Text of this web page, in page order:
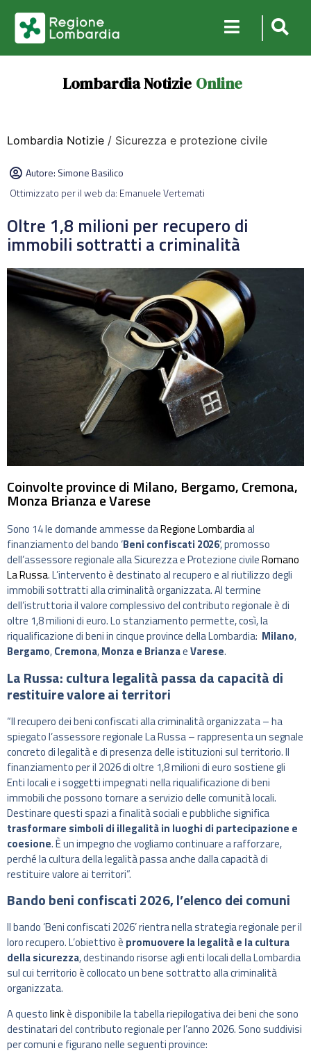
Lombardia Notizie Online
Lombardia Notizie / Sicurezza e protezione civile
Autore: Simone Basilico
Ottimizzato per il web da: Emanuele Vertemati
Oltre 1,8 milioni per recupero di
immobili sottratti a criminalità
Coinvolte province di Milano, Bergamo, Cremona,
Monza Brianza e Varese
Sono 14 le domande ammesse daRegione Lombardiaal
finanziamento del bando ‘Beni confiscati 2026‘, promosso
dell’assessore regionale alla Sicurezza e Protezione civileRomano
La Russa. L’intervento è destinato al recupero e al riutilizzo degli
immobili sottratti alla criminalità organizzata. Al termine
dell’istruttoria il valore complessivo del contributo regionale è di
oltre 1,8 milioni di euro. Lo stanziamento permette, così, la
riqualificazione di beni in cinque province della Lombardia: Milano,
Bergamo,Cremona,Monzae BrianzaeVarese.
La Russa: cultura legalità passa da capacità di
restituire valore ai territori
“Il recupero dei beni confiscati alla criminalità organizzata – ha
spiegato l’assessore regionale La Russa – rappresenta un segnale
concreto di legalità e di presenza delle istituzioni sul territorio. Il
finanziamento per il 2026 di oltre 1,8 milioni di euro sostiene gli
Enti locali e i soggetti impegnati nella riqualificazione di beni
immobili che possono tornare a servizio delle comunità locali.
Destinare questi spazi a finalità sociali e pubbliche significa
trasformare simboli di illegalità in luoghi di partecipazione e
coesione. È un impegno che vogliamo continuare a rafforzare,
perché la cultura della legalità passa anche dalla capacità di
restituire valore ai territori”.
Bando beni confiscati 2026, l’elenco dei comuni
Il bando ‘Beni confiscati 2026’ rientra nella strategia regionale per il
loro recupero. L’obiettivo è promuovere la legalità e la cultura
della sicurezza, destinando risorse agli enti locali della Lombardia
sul cui territorio è collocato un bene sottratto alla criminalità
organizzata.
A questolinkè disponibile la tabella riepilogativa dei beni che sono
destinatari del contributo regionale per l’anno 2026. Sono suddivisi
per comuni e figurano nelle seguenti province: